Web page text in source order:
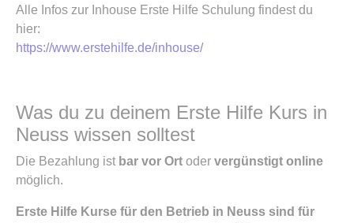
Alle Infos zur Inhouse Erste Hilfe Schulung findest du
hier:
https://www.erstehilfe.de/inhouse/
Was du zu deinem Erste Hilfe Kurs in
Neuss wissen solltest
Die Bezahlung ist bar vor Ort oder vergünstigt online
möglich.
Erste Hilfe Kurse für den Betrieb in Neuss sind für